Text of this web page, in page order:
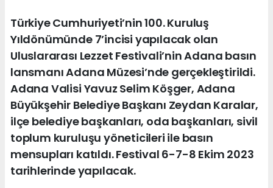
Türkiye Cumhuriyeti’nin 100. Kuruluş
Yıldönümünde 7’incisi yapılacak olan
Uluslararası Lezzet Festivali’nin Adana basın
lansmanı Adana Müzesi’nde gerçekleştirildi.
Adana Valisi Yavuz Selim Köşger, Adana
Büyükşehir Belediye Başkanı Zeydan Karalar,
ilçe belediye başkanları, oda başkanları, sivil
toplum kuruluşu yöneticileri ile basın
mensupları katıldı. Festival 6-7-8 Ekim 2023
tarihlerinde yapılacak.